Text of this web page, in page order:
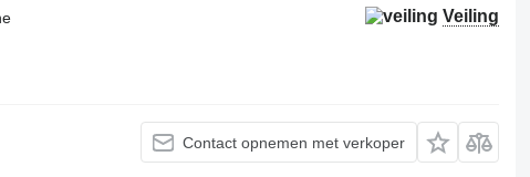
Veiling
Contact opnemen met verkoper